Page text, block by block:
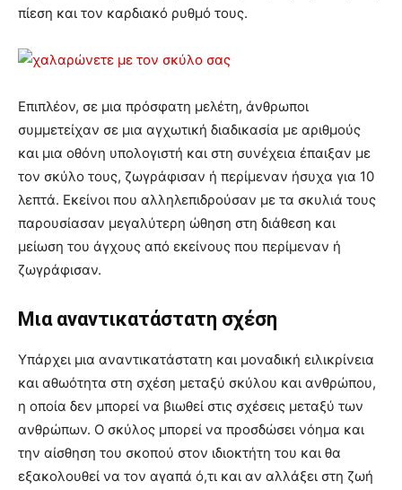
πίεση και τον καρδιακό ρυθμό τους.
Επιπλέον, σε μια πρόσφατη μελέτη, άνθρωποι
συμμετείχαν σε μια αγχωτική διαδικασία με αριθμούς
και μια οθόνη υπολογιστή και στη συνέχεια έπαιξαν με
τον σκύλο τους, ζωγράφισαν ή περίμεναν ήσυχα για 10
λεπτά. Εκείνοι που αλληλεπιδρούσαν με τα σκυλιά τους
παρουσίασαν μεγαλύτερη ώθηση στη διάθεση και
μείωση του άγχους από εκείνους που περίμεναν ή
ζωγράφισαν.
Μια αναντικατάστατη σχέση
Υπάρχει μια αναντικατάστατη και μοναδική ειλικρίνεια
και αθωότητα στη σχέση μεταξύ σκύλου και ανθρώπου,
η οποία δεν μπορεί να βιωθεί στις σχέσεις μεταξύ των
ανθρώπων. Ο σκύλος μπορεί να προσδώσει νόημα και
την αίσθηση του σκοπού στον ιδιοκτήτη του και θα
εξακολουθεί να τον αγαπά ό,τι και αν αλλάξει στη ζωή